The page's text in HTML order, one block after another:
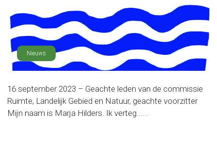
Nieuws
16 september 2023 – Geachte leden van de commissie
Ruimte, Landelijk Gebied en Natuur, geachte voorzitter
Mijn naam is Marja Hilders. Ik verteg......